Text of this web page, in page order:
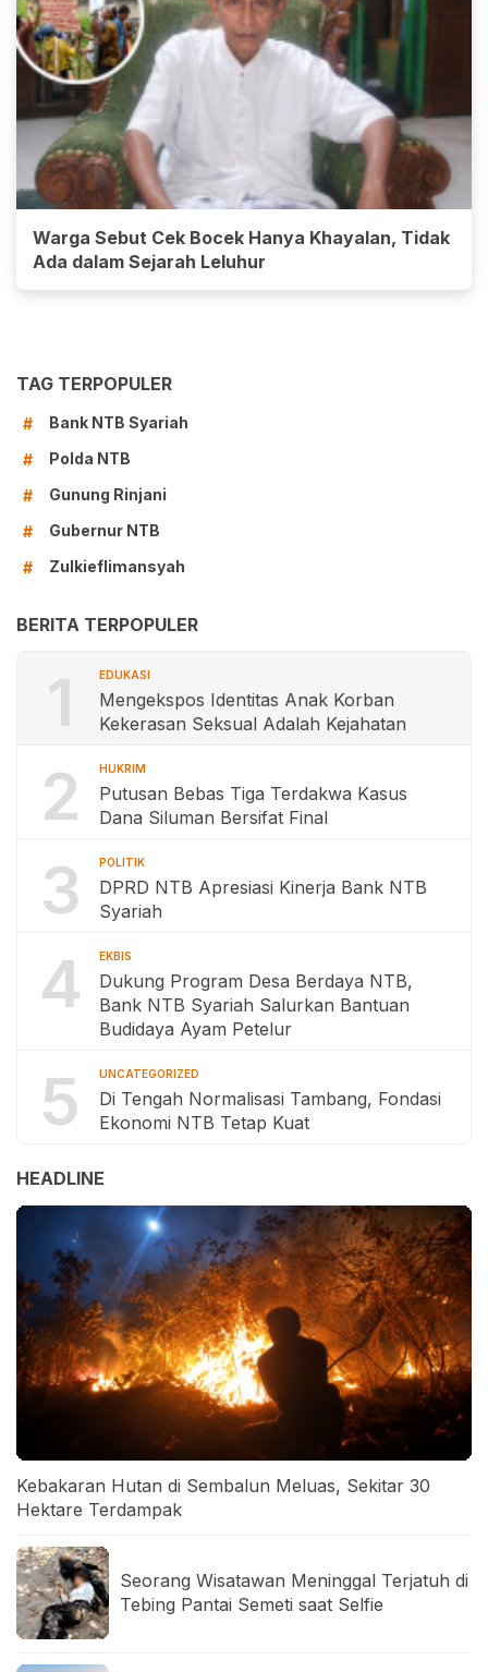
Warga Sebut Cek Bocek Hanya Khayalan, Tidak
Ada dalam Sejarah Leluhur
TAG TERPOPULER
#
Bank NTB Syariah
#
Polda NTB
#
Gunung Rinjani
#
Gubernur NTB
#
Zulkieflimansyah
BERITA TERPOPULER
1 EDUKASI
Mengekspos Identitas Anak Korban
Kekerasan Seksual Adalah Kejahatan
2 HUKRIM
Putusan Bebas Tiga Terdakwa Kasus
Dana Siluman Bersifat Final
3 POLITIK
DPRD NTB Apresiasi Kinerja Bank NTB
Syariah
4 EKBIS
Dukung Program Desa Berdaya NTB,
Bank NTB Syariah Salurkan Bantuan
Budidaya Ayam Petelur
5 UNCATEGORIZED
Di Tengah Normalisasi Tambang, Fondasi
Ekonomi NTB Tetap Kuat
HEADLINE
Kebakaran Hutan di Sembalun Meluas, Sekitar 30
Hektare Terdampak
Seorang Wisatawan Meninggal Terjatuh di
Tebing Pantai Semeti saat Selfie